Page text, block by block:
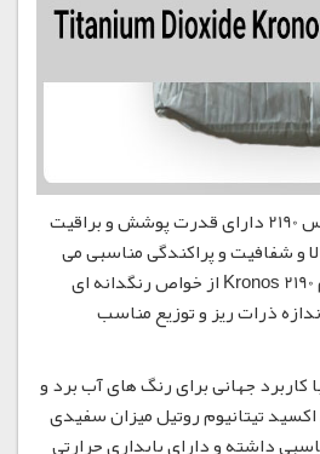
رنگدانه های سفید کرونوس 2190 دارای قدرت پوشش و براقیت
و شفافیت و پراکندگی مناسبی می
باشد. دی اکسید تیتانیوم Kronos 2190 از خواص رنگدانه ای
ذرات ریز و توزیع مناسب
ای با کاربرد جهانی برای رنگ های آب برد و
تیتانیوم روتیل میزان سفیدی
داشته و دارای پایداری حرارتی